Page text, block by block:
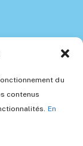
du
contenus
En